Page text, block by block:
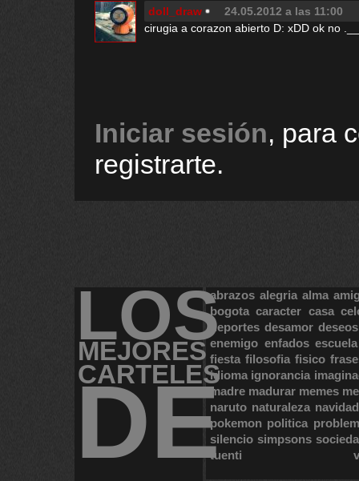
doll_draw
24.05.2012 a las 11:00
cirugia a corazon abierto D: xDD ok no
Iniciar sesión, para
registrarte.
LOS
MEJORES
CARTELES
DE
abrazos alegria alma
bogota caracter casa
deportes desamor deseos
enemigo enfados escuela
fiesta filosofia fisico
idioma ignorancia
madre madurar memes
naruto naturaleza navidad
pokemon politica
silencio simpsons
tuenti